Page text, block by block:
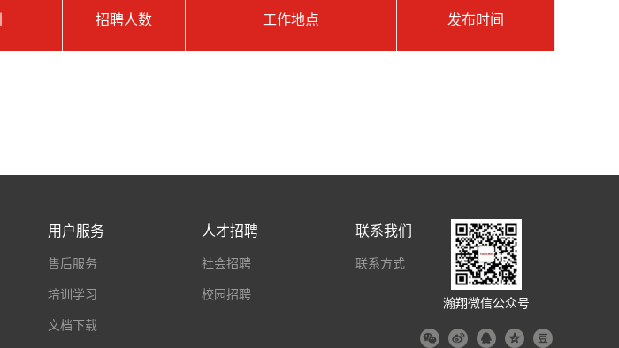
招聘人数 工作地点 发布时间
瀚翔微信公众号
用户服务
售后服务
培训学习
文档下载
人才招聘
社会招聘
校园招聘
联系我们
联系方式